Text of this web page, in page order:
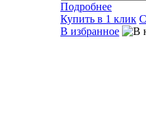
Подробнее
Купить в 1 клик
В избранное